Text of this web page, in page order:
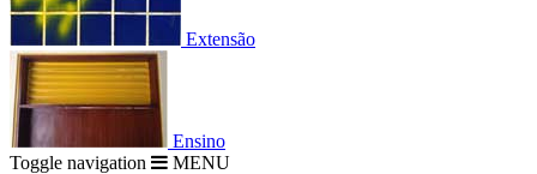
Extensão
Ensino
Toggle navigation
MENU